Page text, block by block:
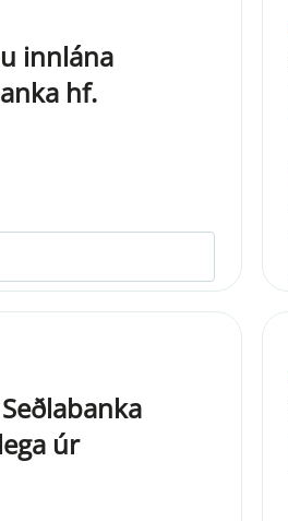
innlána
hf.
úr